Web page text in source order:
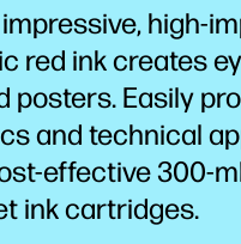
high-
red ink creates
posters. Easily
and technical
effective 300-
ink cartridges.